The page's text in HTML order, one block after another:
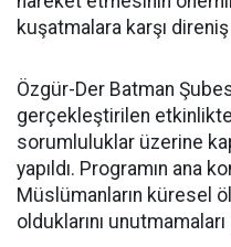
kuşatmalara karşı
Özgür-Der Batman
gerçekleştirilen
sorumluluklar üzerine
yapıldı. Programın ana
Müslümanların küresel
olduklarını